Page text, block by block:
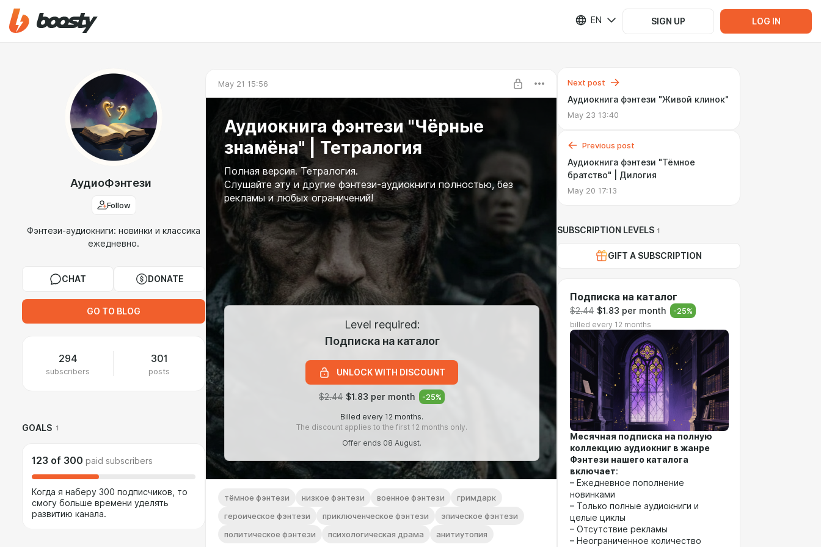
EN SIGN UP LOG IN
АудиоФэнтези
Follow
Фэнтези-аудиокниги: новинки и классика
ежедневно.
CHAT DONATE
GO TO BLOG
294
subscribers
301
posts
GOALS 1
123 of 300 paid subscribers
Когда я наберу 300 подписчиков, то
смогу больше времени уделять
развитию канала.
May 21 15:56
Аудиокнига фэнтези "Чёрные
знамёна" | Тетралогия
Полная версия. Тетралогия.
Слушайте эту и другие фэнтези-аудиокниги полностью, без
рекламы и любых ограничений!
Level required:
Подписка на каталог
UNLOCK WITH DISCOUNT
$2.44 $1.83 per month -25%
Billed every 12 months.
The discount applies to the first 12 months only.
Offer ends 08 August.
тёмное фэнтези низкое фэнтези военное фэнтези
гримдарк
героическое фэнтези
приключенческое фэнтези
эпическое фэнтези
политическое фэнтези
психологическая драма анитиутопия
Next post
Аудиокнига фэнтези "Живой клинок"
May 23 13:40
Previous post
Аудиокнига фэнтези "Тёмное
братство" | Дилогия
May 20 17:13
SUBSCRIPTION LEVELS 1
GIFT A SUBSCRIPTION
Подписка на каталог
$2.44 $1.83 per month -25%
billed every 12 months
Месячная подписка на полную
коллекцию аудиокниг в жанре
Фэнтези нашего каталога
включает:
– Ежедневное пополнение
новинками
– Только полные аудиокниги и
целые циклы
– Отсутствие рекламы
– Неограниченное количество